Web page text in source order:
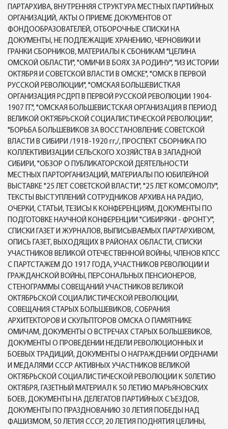
ПАРТАРХИВА, ВНУТРЕННЯЯ СТРУКТУРА МЕСТНЫХ ПАРТИЙНЫХ
ОРГАНИЗАЦИЙ, АКТЫ О ПРИЕМЕ ДОКУМЕНТОВ ОТ
ФОНДООБРАЗОВАТЕЛЕЙ, ОТБОРОЧНЫЕ СПИСКИ НА
ДОКУМЕНТЫ, НЕ ПОДЛЕЖАЩИЕ ХРАНЕНИЮ, ЧЕРНОВИКИ И
ГРАНКИ СБОРНИКОВ, МАТЕРИАЛЫ К СБОНИКАМ "ЦЕЛИНА
ОМСКОЙ ОБЛАСТИ", "ОМИЧИ В БОЯХ ЗА РОДИНУ", "ИЗ ИСТОРИИ
ОКТЯБРЯ И СОВЕТСКОЙ ВЛАСТИ В ОМСКЕ", "ОМСК В ПЕРВОЙ
РУССКОЙ РЕВОЛЮЦИИ", "ОМСКАЯ БОЛЬШЕВИСТКАЯ
ОРГАНИЗАЦИЯ РСДРП В ПЕРВОЙ РУССКОЙ РЕВОЛЮЦИИ 1904-
1907 ГГ.", "ОМСКАЯ БОЛЬШЕВИСТСКАЯ ОРГАНИЗАЦИЯ В ПЕРИОД
ВЕЛИКОЙ ОКТЯБРЬСКОЙ СОЦИАЛИСТИЧЕСКОЙ РЕВОЛЮЦИИ",
"БОРЬБА БОЛЬШЕВИКОВ ЗА ВОССТАНОВЛЕНИЕ СОВЕТСКОЙ
ВЛАСТИ В СИБИРИ /1918-1920 гг,/, ПРОСПЕКТ СБОРНИКА ПО
КОЛЛЕКТИВИЗАЦИИ СЕЛЬСКОГО ХОЗЯЙСТВА В ЗАПАДНОЙ
СИБИРИ, "ОБЗОР О ПУБЛИКАТОРСКОЙ ДЕЯТЕЛЬНОСТИ
МЕСТНЫХ ПАРТОРГАНИЗАЦИЙ, МАТЕРИАЛЫ ПО ЮБИЛЕЙНОЙ
ВЫСТАВКЕ "25 ЛЕТ СОВЕТСКОЙ ВЛАСТИ", "25 ЛЕТ КОМСОМОЛУ",
ТЕКСТЫ ВЫСТУПЛЕНИЙ СОТРУДНИКОВ АРХИВА НА РАДИО,
ОЧЕРКИ, СТАТЬИ, ТЕЗИСЫ К КОНФЕРЕНЦИЯМ, ДОКУМЕНТЫ ПО
ПОДГОТОВКЕ НАУЧНОЙ КОНФЕРЕНЦИИ "СИБИРЯКИ - ФРОНТУ",
СПИСКИ ГАЗЕТ И ЖУРНАЛОВ, ВЫПИСЫВАЕМЫХ ПАРТАРХИВОМ,
ОПИСЬ ГАЗЕТ, ВЫХОДЯЩИХ В РАЙОНАХ ОБЛАСТИ, СПИСКИ
УЧАСТНИКОВ ВЕЛИКОЙ ОТЕЧЕСТВЕННОЙ ВОЙНЫ, ЧЛЕНОВ КПСС
С ПАРТСТАЖЕМ ДО 1917 ГОДА, УЧАСТНИКОВ РЕВОЛЮЦИИ И
ГРАЖДАНСКОЙ ВОЙНЫ, ПЕРСОНАЛЬНЫХ ПЕНСИОНЕРОВ,
СТЕНОГРАММЫ СОВЕЩАНИЙ УЧАСТНИКОВ ВЕЛИКОЙ
ОКТЯБРЬСКОЙ СОЦИАЛИСТИЧЕСКОЙ РЕВОЛЮЦИИ,
СОВЕЩАНИЯ СТАРЫХ БОЛЬШЕВИКОВ, СОБРАНИЯ
АРХИТЕКТОРОВ И СКУЛЬПТОРОВ ОМСКА О ПАМЯТНИКЕ
ОМИЧАМ, ДОКУМЕНТЫ О ВСТРЕЧАХ СТАРЫХ БОЛЬШЕВИКОВ,
ДОКУМЕНТЫ О ПРОВЕДЕНИИ НЕДЕЛИ РЕВОЛЮЦИОННЫХ И
БОЕВЫХ ТРАДИЦИЙ, ДОКУМЕНТЫ О НАГРАЖДЕНИИ ОРДЕНАМИ
И МЕДАЛЯМИ СССР АКТИВНЫХ УЧАСТНИКОВ ВЕЛИКОЙ
ОКТЯБРЬСКОЙ СОЦИАЛИСТИЧЕСКОЙ РЕВОЛЮЦИИ К 50ЛЕТИЮ
ОКТЯБРЯ, ГАЗЕТНЫЙ МАТЕРИАЛ К 50 ЛЕТИЮ МАРЬЯНОВСКИХ
БОЕВ, ДОКУМЕНТЫ НА ДЕЛЕГАТОВ ПАРТИЙНЫХ СЪЕЗДОВ,
ДОКУМЕНТЫ ПО ПРАЗДНОВАНИЮ 30 ЛЕТИЯ ПОБЕДЫ НАД
ФАШИЗМОМ, 50 ЛЕТИЯ СССР, 20 ЛЕТИЯ ПОДНЯТИЯ ЦЕЛИНЫ,